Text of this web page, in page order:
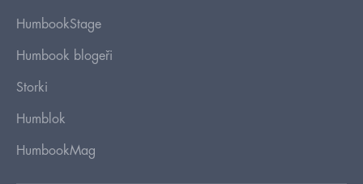
HumbookStage
Humbook blogeři
Storki
Humblok
HumbookMag